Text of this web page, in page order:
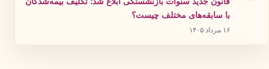
با سابقه‌های مختلف چیست؟
۱۶ مرداد ۱۴۰۵